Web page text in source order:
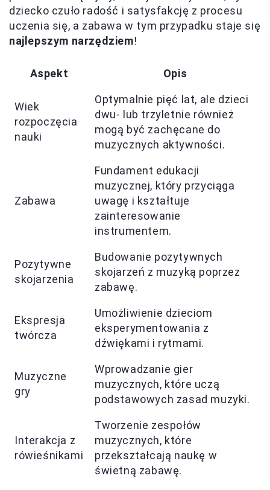
dziecko czuło radość i satysfakcję z procesu
uczenia się, a zabawa w tym przypadku staje się
najlepszym narzędziem!
Aspekt Opis
Wiek
rozpoczęcia
nauki
Optymalnie pięć lat, ale dzieci
dwu- lub trzyletnie również
mogą być zachęcane do
muzycznych aktywności.
Zabawa
Fundament edukacji
muzycznej, który przyciąga
uwagę i kształtuje
zainteresowanie
instrumentem.
Pozytywne
skojarzenia
Budowanie pozytywnych
skojarzeń z muzyką poprzez
zabawę.
Ekspresja
twórcza
Umożliwienie dzieciom
eksperymentowania z
dźwiękami i rytmami.
Muzyczne
gry
Wprowadzanie gier
muzycznych, które uczą
podstawowych zasad muzyki.
Interakcja z
rówieśnikami
Tworzenie zespołów
muzycznych, które
przekształcają naukę w
świetną zabawę.